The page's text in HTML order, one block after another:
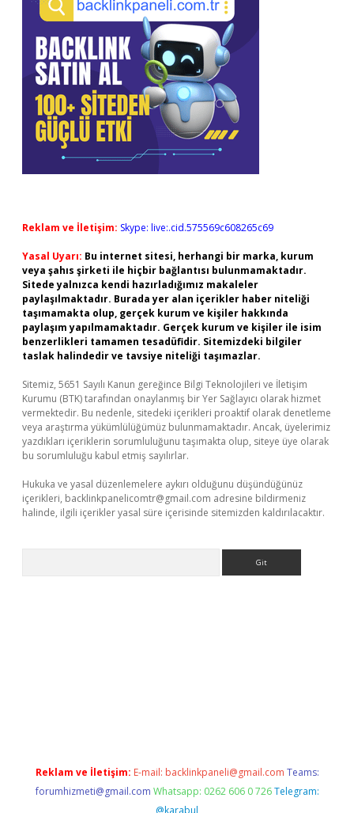
Reklam ve İletişim: Skype: live:.cid.575569c608265c69
Yasal Uyarı: Bu internet sitesi, herhangi bir marka, kurum
veya şahıs şirketi ile hiçbir bağlantısı bulunmamaktadır.
Sitede yalnızca kendi hazırladığımız makaleler
paylaşılmaktadır. Burada yer alan içerikler haber niteliği
taşımamakta olup, gerçek kurum ve kişiler hakkında
paylaşım yapılmamaktadır. Gerçek kurum ve kişiler ile isim
benzerlikleri tamamen tesadüfidir. Sitemizdeki bilgiler
taslak halindedir ve tavsiye niteliği taşımazlar.
Sitemiz, 5651 Sayılı Kanun gereğince Bilgi Teknolojileri ve İletişim
Kurumu (BTK) tarafından onaylanmış bir Yer Sağlayıcı olarak hizmet
vermektedir. Bu nedenle, sitedeki içerikleri proaktif olarak denetleme
veya araştırma yükümlülüğümüz bulunmamaktadır. Ancak, üyelerimiz
yazdıkları içeriklerin sorumluluğunu taşımakta olup, siteye üye olarak
bu sorumluluğu kabul etmiş sayılırlar.
Hukuka ve yasal düzenlemelere aykırı olduğunu düşündüğünüz
içerikleri, backlinkpanelicomtr@gmail.com adresine bildirmeniz
halinde, ilgili içerikler yasal süre içerisinde sitemizden kaldırılacaktır.
Reklam ve İletişim: E-mail: backlinkpaneli@gmail.com Teams:
forumhizmeti@gmail.com Whatsapp: 0262 606 0 726 Telegram:
@karabul